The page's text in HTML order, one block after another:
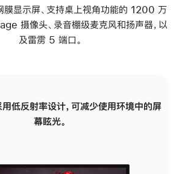
显示屏、支持桌上视角功能的 1200 万
摄像头、录音棚级麦克风和扬声器，以
及雷雳 5 端口。
低反射率设计，可减少使用环境中的屏
幕眩光。